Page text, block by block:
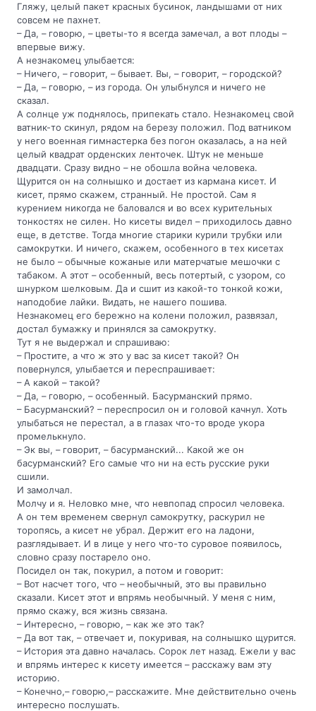
Гляжу, целый пакет красных бусинок, ландышами от них
совсем не пахнет.
– Да, – говорю, – цветы-то я всегда замечал, а вот плоды –
впервые вижу.
А незнакомец улыбается:
– Ничего, – говорит, – бывает. Вы, – говорит, – городской?
– Да, – говорю, – из города. Он улыбнулся и ничего не
сказал.
А солнце уж поднялось, припекать стало. Незнакомец свой
ватник-то скинул, рядом на березу положил. Под ватником
у него военная гимнастерка без погон оказалась, а на ней
целый квадрат орденских ленточек. Штук не меньше
двадцати. Сразу видно – не обошла война человека.
Щурится он на солнышко и достает из кармана кисет. И
кисет, прямо скажем, странный. Не простой. Сам я
курением никогда не баловался и во всех курительных
тонкостях не силен. Но кисеты видел – приходилось давно
еще, в детстве. Тогда многие старики курили трубки или
самокрутки. И ничего, скажем, особенного в тех кисетах
не было – обычные кожаные или матерчатые мешочки с
табаком. А этот – особенный, весь потертый, с узором, со
шнурком шелковым. Да и сшит из какой-то тонкой кожи,
наподобие лайки. Видать, не нашего пошива.
Незнакомец его бережно на колени положил, развязал,
достал бумажку и принялся за самокрутку.
Тут я не выдержал и спрашиваю:
– Простите, а что ж это у вас за кисет такой? Он
повернулся, улыбается и переспрашивает:
– А какой – такой?
– Да, – говорю, – особенный. Басурманский прямо.
– Басурманский? – переспросил он и головой качнул. Хоть
улыбаться не перестал, а в глазах что-то вроде укора
промелькнуло.
– Эк вы, – говорит, – басурманский... Какой же он
басурманский? Его самые что ни на есть русские руки
сшили.
И замолчал.
Молчу и я. Неловко мне, что невпопад спросил человека.
А он тем временем свернул самокрутку, раскурил не
торопясь, а кисет не убрал. Держит его на ладони,
разглядывает. И в лице у него что-то суровое появилось,
словно сразу постарело оно.
Посидел он так, покурил, а потом и говорит:
– Вот насчет того, что – необычный, это вы правильно
сказали. Кисет этот и впрямь необычный. У меня с ним,
прямо скажу, вся жизнь связана.
– Интересно, – говорю, – как же это так?
– Да вот так, – отвечает и, покуривая, на солнышко щурится.
– История эта давно началась. Сорок лет назад. Ежели у вас
и впрямь интерес к кисету имеется – расскажу вам эту
историю.
– Конечно,– говорю,– расскажите. Мне действительно очень
интересно послушать.